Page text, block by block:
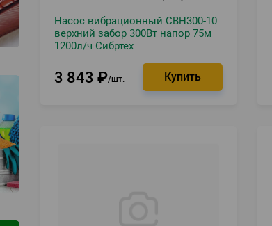
Насос вибрационный СВН300-10
верхний забор 300Вт напор 75м
1200л/ч Сибртех
3 843 ₽ шт.